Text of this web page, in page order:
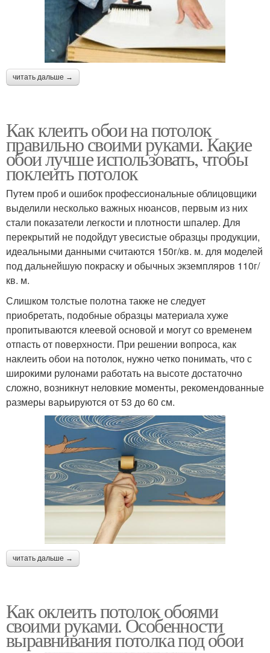
читать дальше →
Как клеить обои на потолок
правильно своими руками. Какие
обои лучше использовать, чтобы
поклеить потолок
Путем проб и ошибок профессиональные облицовщики
выделили несколько важных нюансов, первым из них
стали показатели легкости и плотности шпалер. Для
перекрытий не подойдут увесистые образцы продукции,
идеальными данными считаются 150г/кв. м. для моделей
под дальнейшую покраску и обычных экземпляров 110г/
кв. м.
Слишком толстые полотна также не следует
приобретать, подобные образцы материала хуже
пропитываются клеевой основой и могут со временем
отпасть от поверхности. При решении вопроса, как
наклеить обои на потолок, нужно четко понимать, что с
широкими рулонами работать на высоте достаточно
сложно, возникнут неловкие моменты, рекомендованные
размеры варьируются от 53 до 60 см.
читать дальше →
Как оклеить потолок обоями
своими руками. Особенности
выравнивания потолка под обои